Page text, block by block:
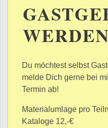
WERDEN
Du möchtest selbst
melde Dich gerne bei
Termin ab!
Materialumlage pro
Kataloge 12,-€